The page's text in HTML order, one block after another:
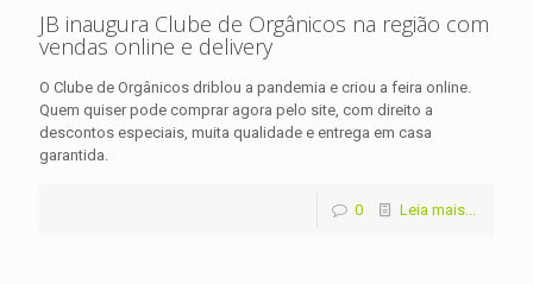
JB inaugura Clube de Orgânicos na região com
vendas online e delivery
O Clube de Orgânicos driblou a pandemia e criou a feira online.
Quem quiser pode comprar agora pelo site, com direito a
descontos especiais, muita qualidade e entrega em casa
garantida.
0 Leia mais...